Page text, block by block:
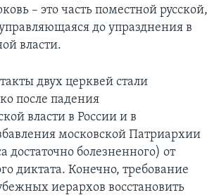
– это часть поместной русской,
до упразднения в
власти.
двух церквей стали
после падения
власти в России и в
московской Патриархии
достаточно болезненного) от
диктата. Конечно, требование
иерархов восстановить